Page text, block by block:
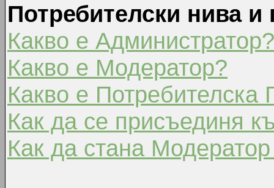
Потребителски нива и
Какво е Администратор?
Какво е Модератор?
Какво е Потребителска
Как да се присъединя
Как да стана